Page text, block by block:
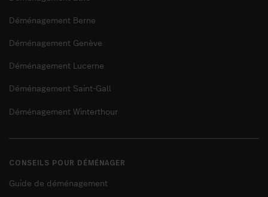
Déménagement Berne
Déménagement Genève
Déménagement Lucerne
Déménagement Saint-Gall
Déménagement Winterthour
CONSEILS POUR DÉMÉNAGER
Guide de déménagement